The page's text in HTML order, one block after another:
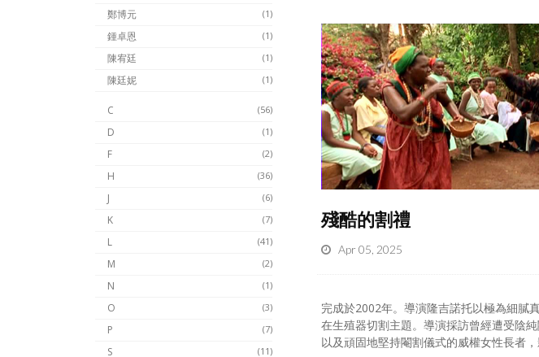
(1)
鄭博元
(1)
鍾卓恩
(1)
陳宥廷
(1)
陳廷妮
(56)
C
(1)
D
(2)
F
(36)
H
(6)
J
(7)
K
(41)
L
(2)
M
(1)
N
(3)
O
(7)
P
(11)
S
殘酷的割禮
Apr 05, 2025
完成於2002年。導演隆吉諾托以極為細膩
在生殖器切割主題。導演採訪曾經遭受陰
以及頑固地堅持閹割儀式的威權女性長者